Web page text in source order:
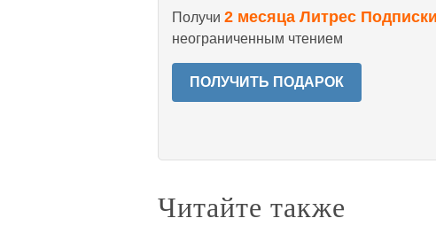
Получи 2 месяца Литрес
неограниченным чтением
ПОЛУЧИТЬ ПОДАРОК
Читайте также